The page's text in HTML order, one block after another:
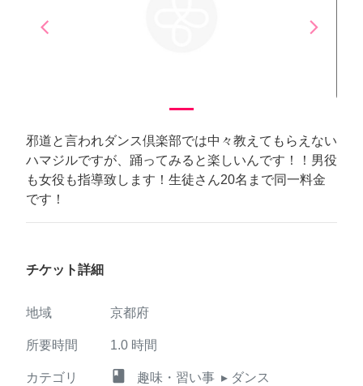
arrow_back_iosPrevious arrow_forward_iosNext
邪道と言われダンス倶楽部では中々教えてもらえない
ハマジルですが、踊ってみると楽しいんです！！男役
も女役も指導致します！生徒さん20名まで同一料金
です！
チケット詳細
地域 京都府
所要時間 1.0 時間
カテゴリ
class 趣味・習い事 ▸ ダンス